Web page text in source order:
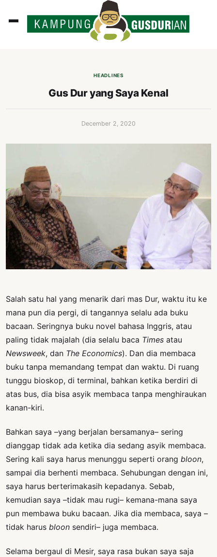
HEADLINES
Gus Dur yang Saya Kenal
December 2, 2020
Salah satu hal yang menarik dari mas Dur, waktu itu ke
mana pun dia pergi, di tangannya selalu ada buku
bacaan. Seringnya buku novel bahasa Inggris, atau
paling tidak majalah (dia selalu baca Times atau
Newsweek, dan The Economics). Dan dia membaca
buku tanpa memandang tempat dan waktu. Di ruang
tunggu bioskop, di terminal, bahkan ketika berdiri di
atas bus, dia bisa asyik membaca tanpa menghiraukan
kanan-kiri.
Bahkan saya –yang berjalan bersamanya– sering
dianggap tidak ada ketika dia sedang asyik membaca.
Sering kali saya harus menunggu seperti orang bloon,
sampai dia berhenti membaca. Sehubungan dengan ini,
saya harus berterimakasih kepadanya. Sebab,
kemudian saya –tidak mau rugi– kemana-mana saya
pun membawa buku bacaan. Jika dia membaca, saya –
tidak harus bloon sendiri– juga membaca.
Selama bergaul di Mesir, saya rasa bukan saya saja